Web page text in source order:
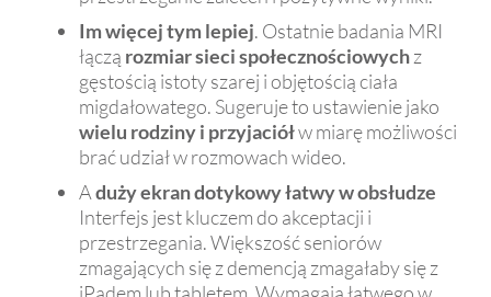
Im więcej tym lepiej. Ostatnie badania MRI
łączą rozmiar sieci społecznościowychz
gęstością istoty szarej i objętością ciała
migdałowatego. Sugeruje to ustawienie jako
wielu rodziny i przyjaciółw miarę możliwości
brać udział w rozmowach wideo.
Aduży ekran dotykowyłatwy w obsłudze
Interfejs jest kluczem do akceptacji i
przestrzegania. Większość seniorów
zmagających się z demencją zmagałaby się z